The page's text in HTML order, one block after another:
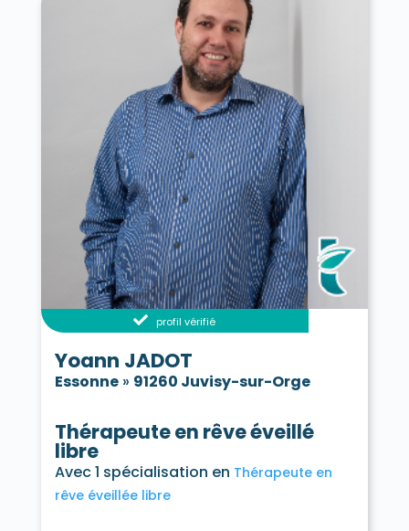
profil vérifié
Yoann JADOT
Essonne» 91260 Juvisy-sur-Orge
Thérapeute en rêve éveillé
libre
Avec 1 spécialisation en Thérapeute en
rêve éveillée libre